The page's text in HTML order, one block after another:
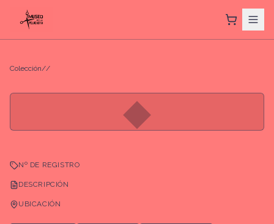
Colección//
◆
Nº DE REGISTRO
DESCRIPCIÓN
UBICACIÓN